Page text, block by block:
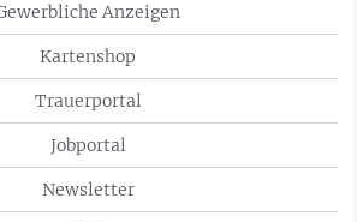
Anzeigen
Kartenshop
Trauerportal
Jobportal
Newsletter